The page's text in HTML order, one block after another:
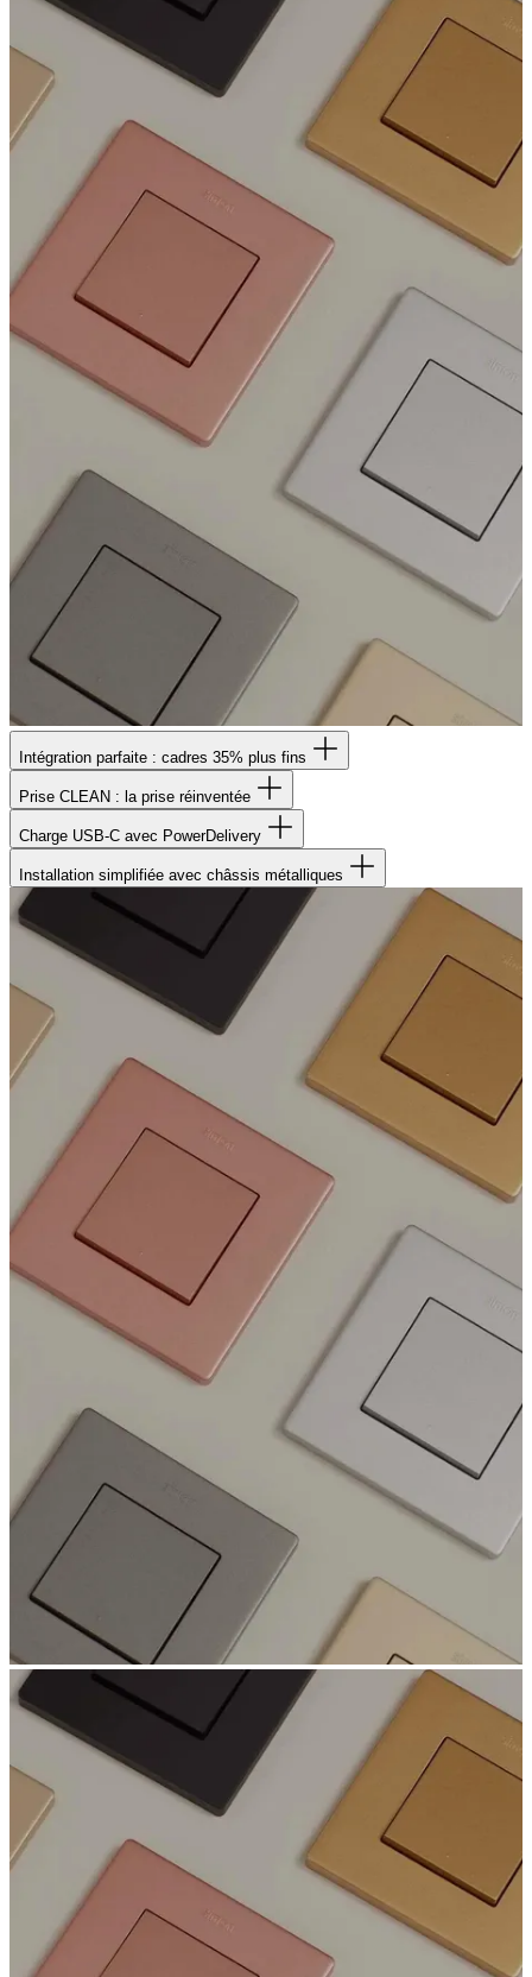
Intégration parfaite : cadres 35% plus fins
Prise CLEAN : la prise réinventée
Charge USB-C avec PowerDelivery
Installation simplifiée avec châssis métalliques